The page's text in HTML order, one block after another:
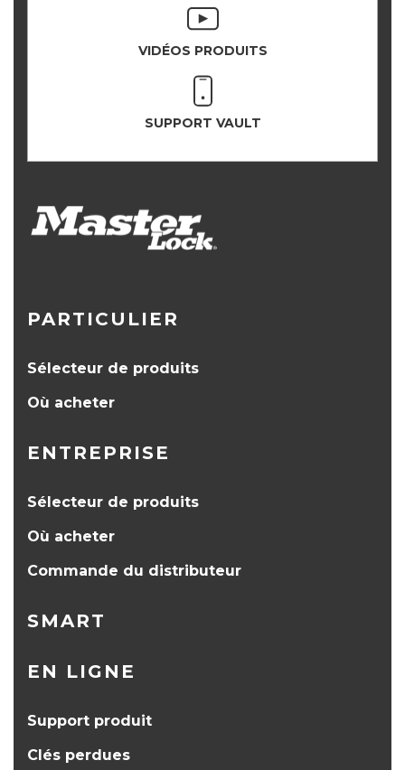
VIDÉOS PRODUITS
SUPPORT VAULT
PARTICULIER
Sélecteur de produits
Où acheter
ENTREPRISE
Sélecteur de produits
Où acheter
Commande du distributeur
SMART
EN LIGNE
Support produit
Clés perdues